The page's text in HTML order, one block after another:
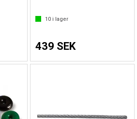
10i lager
439 SEK